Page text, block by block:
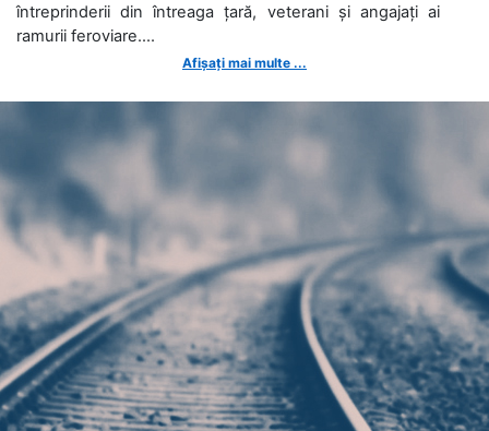
întreprinderii din întreaga țară, veterani și angajați ai
ramurii feroviare....
Afișați mai multe ...